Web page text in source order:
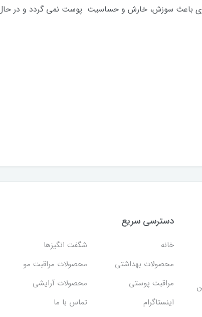
باعث سوزش، خارش و حساسیت پوست نمی گردد و در حال
دسترسی سریع
خانه
شگفت انگيزها
محصولات بهداشتي
محصولات مراقبت مو
مراقبت پوستی
محصولات آرایشی
اینستاگرام
تماس با ما